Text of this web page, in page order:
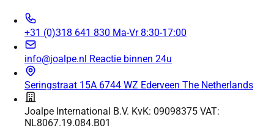
+31 (0)318 641 830 Ma-Vr 8:30-17:00
info@joalpe.nl Reactie binnen 24u
Seringstraat 15A 6744 WZ Ederveen The Netherlands
Joalpe International B.V. KvK: 09098375 VAT:
NL8067.19.084.B01